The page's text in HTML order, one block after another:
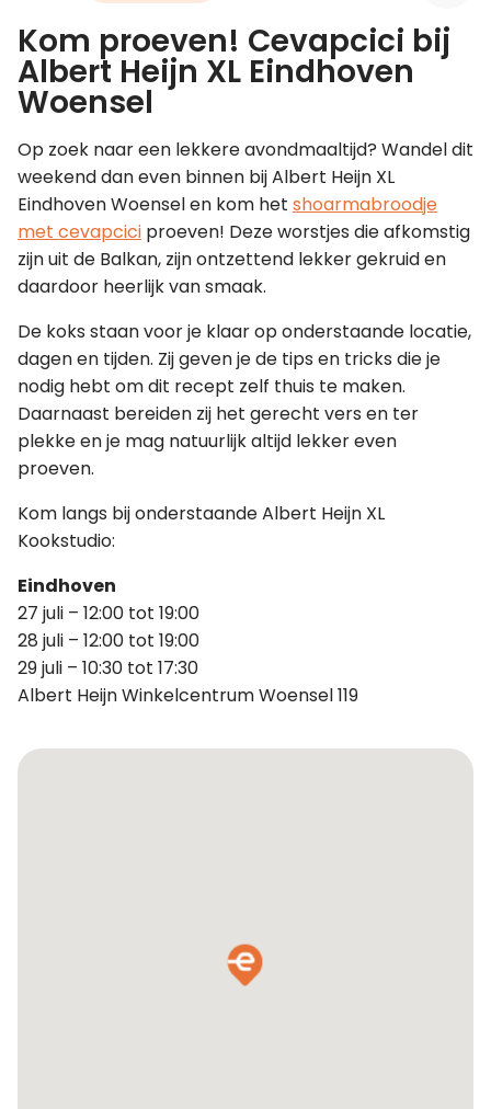
Leer koken als een chef
Kom proeven! Cevapcici bij
Albert Heijn XL Eindhoven
Woensel
Op zoek naar een lekkere avondmaaltijd? Wandel dit
weekend dan even binnen bij Albert Heijn XL
Eindhoven Woensel en kom het shoarmabroodje
met cevapcici proeven! Deze worstjes die afkomstig
zijn uit de Balkan, zijn ontzettend lekker gekruid en
daardoor heerlijk van smaak.
De koks staan voor je klaar op onderstaande locatie,
dagen en tijden. Zij geven je de tips en tricks die je
nodig hebt om dit recept zelf thuis te maken.
Daarnaast bereiden zij het gerecht vers en ter
plekke en je mag natuurlijk altijd lekker even
proeven.
Kom langs bij onderstaande Albert Heijn XL
Kookstudio:
Eindhoven
27 juli – 12:00 tot 19:00
28 juli – 12:00 tot 19:00
29 juli – 10:30 tot 17:30
Albert Heijn Winkelcentrum Woensel 119